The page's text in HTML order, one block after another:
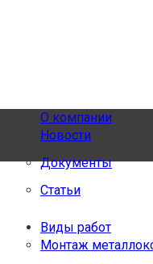
О компании
Новости
Документы
Статьи
Виды работ
Монтаж